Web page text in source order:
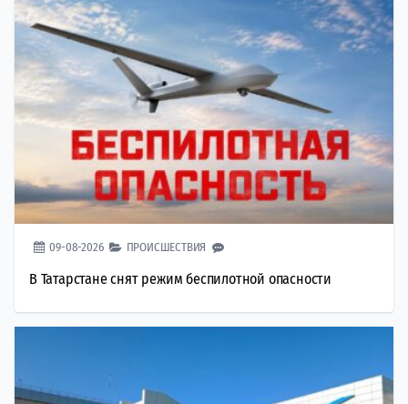
09-08-2026 ПРОИСШЕСТВИЯ
В Татарстане снят режим беспилотной опасности